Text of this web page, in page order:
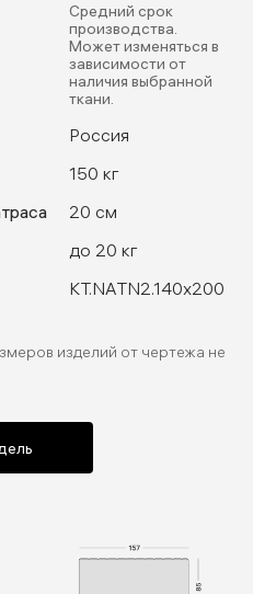
Средний срок
производства.
Может изменяться в
зависимости от
наличия выбранной
ткани.
Россия
150 кг
20 см
до 20 кг
KT.NATN2.140х200
изделий от чертежа не